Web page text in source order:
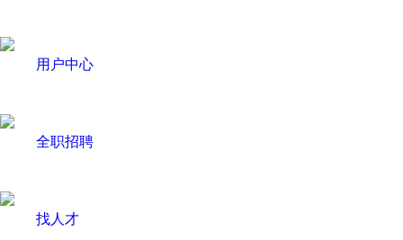
用户中心
全职招聘
找人才